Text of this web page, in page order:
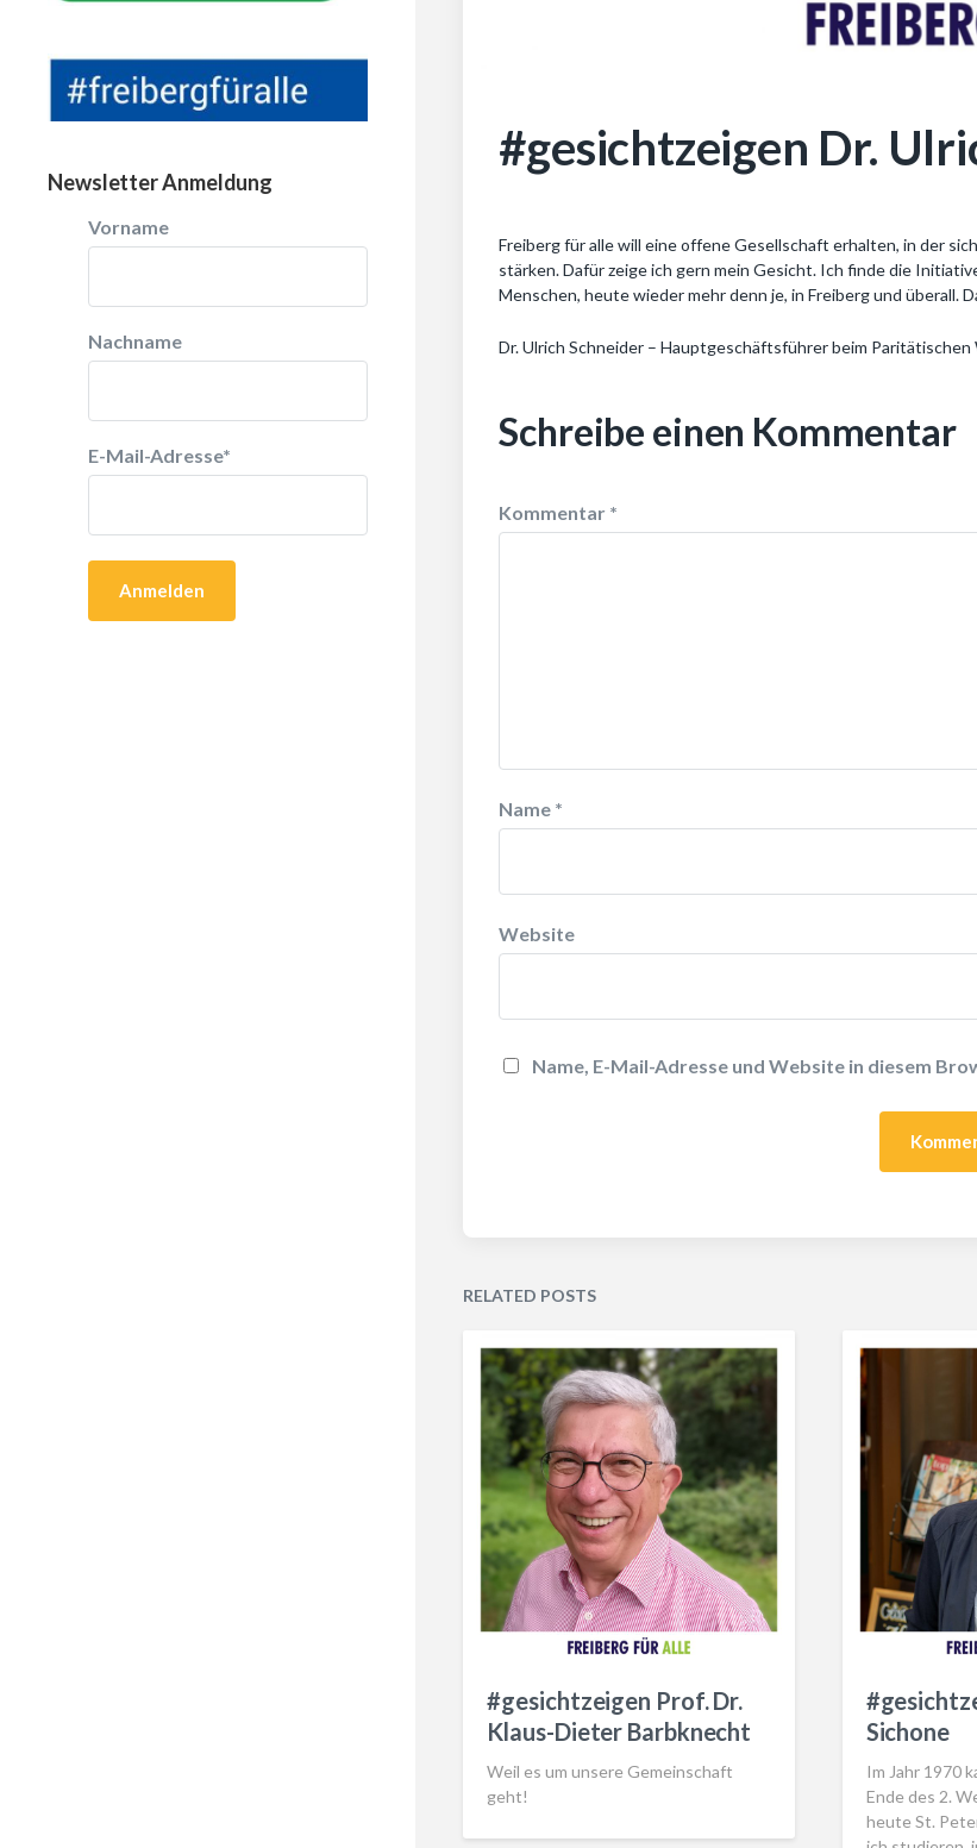
Newsletter Anmeldung
Vorname
Nachname
E-Mail-Adresse*
#gesichtzeigen Dr.
Freiberg für alle will eine offene Gesellschaft erhalten, in der
stärken. Dafür zeige ich gern mein Gesicht. Ich finde die
Menschen, heute wieder mehr denn je, in Freiberg und überall.
Dr. Ulrich Schneider – Hauptgeschäftsführer beim
Schreibe einen Kommentar
Kommentar *
Name *
Website
Name, E-Mail-Adresse und Website in diesem
RELATED POSTS
#gesichtzeigen Prof. Dr.
Klaus-Dieter Barbknecht
Weil es um unsere Gemeinschaft
geht!
Sichone
Im Jahr 1970
Ende des 2.
heute St.